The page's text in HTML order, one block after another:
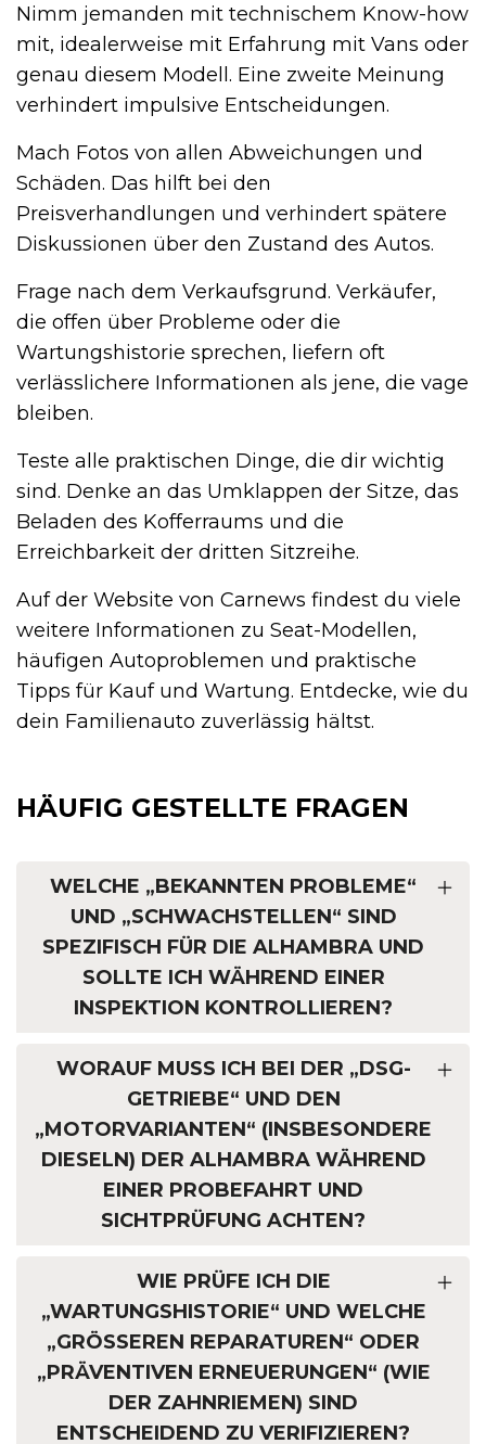
Nimm jemanden mit technischem Know-how
mit, idealerweise mit Erfahrung mit Vans oder
genau diesem Modell. Eine zweite Meinung
verhindert impulsive Entscheidungen.
Mach Fotos von allen Abweichungen und
Schäden. Das hilft bei den
Preisverhandlungen und verhindert spätere
Diskussionen über den Zustand des Autos.
Frage nach dem Verkaufsgrund. Verkäufer,
die offen über Probleme oder die
Wartungshistorie sprechen, liefern oft
verlässlichere Informationen als jene, die vage
bleiben.
Teste alle praktischen Dinge, die dir wichtig
sind. Denke an das Umklappen der Sitze, das
Beladen des Kofferraums und die
Erreichbarkeit der dritten Sitzreihe.
Auf der Website von Carnews findest du viele
weitere Informationen zu Seat-Modellen,
häufigen Autoproblemen und praktische
Tipps für Kauf und Wartung. Entdecke, wie du
dein Familienauto zuverlässig hältst.
HÄUFIG GESTELLTE FRAGEN
WELCHE „BEKANNTEN PROBLEME“
UND „SCHWACHSTELLEN“ SIND
SPEZIFISCH FÜR DIE ALHAMBRA UND
SOLLTE ICH WÄHREND EINER
INSPEKTION KONTROLLIEREN?
WORAUF MUSS ICH BEI DER „DSG-
GETRIEBE“ UND DEN
„MOTORVARIANTEN“ (INSBESONDERE
DIESELN) DER ALHAMBRA WÄHREND
EINER PROBEFAHRT UND
SICHTPRÜFUNG ACHTEN?
WIE PRÜFE ICH DIE
„WARTUNGSHISTORIE“ UND WELCHE
„GRÖSSEREN REPARATUREN“ ODER „
PRÄVENTIVEN ERNEUERUNGEN“ (WIE D
ER ZAHNRIEMEN) SIND E
NTSCHEIDEND ZU VERIFIZIEREN?